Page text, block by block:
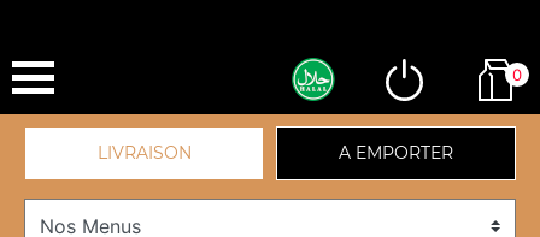
0
LIVRAISON A EMPORTER